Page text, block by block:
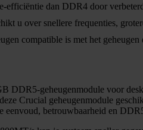
efficiëntie dan DDR4 door
u over snellere frequenties,
compatible is met het
DDR5-geheugenmodule voor
Crucial geheugenmodule
betrouwbaarheid en